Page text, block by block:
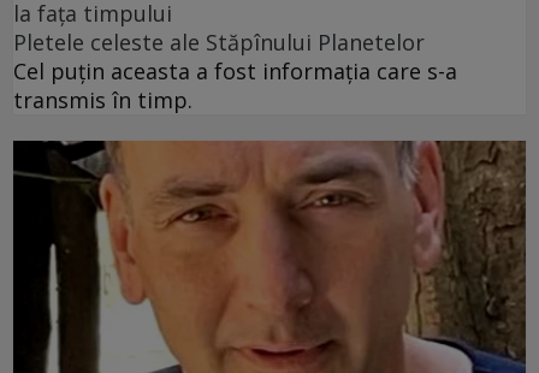
la fața timpului
Pletele celeste ale Stăpînului Planetelor
Cel puţin aceasta a fost informaţia care s-a
transmis în timp.